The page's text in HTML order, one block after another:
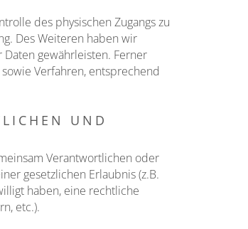
des physischen Zugangs zu
Des Weiteren haben wir
gewährleisten. Ferner
Verfahren, entsprechend
UND
Verantwortlichen oder
gesetzlichen Erlaubnis (z.B.
haben, eine rechtliche
etc.).